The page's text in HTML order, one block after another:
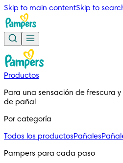
Skip to main contentSkip to
Productos
Para una sensación de frescura
de pañal
Por categoría
Todos los productosPañales
Pampers para cada paso